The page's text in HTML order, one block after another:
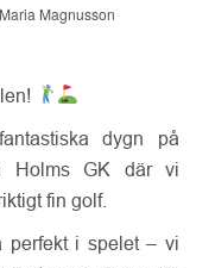
Maria Magnusson
dygn på
Holms GK där vi
fin golf.
perfekt i spelet – vi